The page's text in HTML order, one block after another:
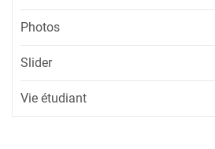
Photos
Slider
Vie étudiant